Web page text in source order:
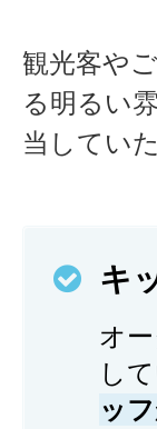
観光客や
る明るい
当してい
キ
オ
し
ッ